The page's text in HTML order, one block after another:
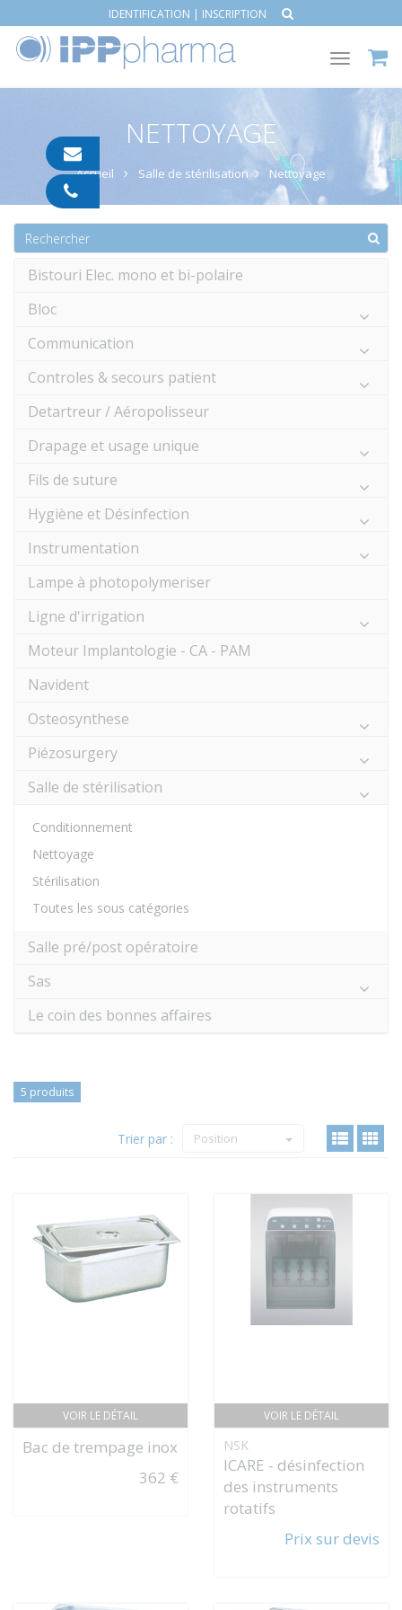
IDENTIFICATION | INSCRIPTION
Toggle
NETTOYAGE
Accueil Salle de stérilisation Nettoyage
Bistouri Elec. mono et bi-polaire
Bloc
Communication
Controles & secours patient
Detartreur / Aéropolisseur
Drapage et usage unique
Fils de suture
Hygiène et Désinfection
Instrumentation
Lampe à photopolymeriser
Ligne d'irrigation
Moteur Implantologie - CA - PAM
Navident
Osteosynthese
Piézosurgery
Salle de stérilisation
Conditionnement
Nettoyage
Stérilisation
Toutes les sous catégories
Salle pré/post opératoire
Sas
Le coin des bonnes affaires
5 produits
Trier par : Position
VOIR LE DÉTAIL
Bac de trempage inox
362 €
VOIR LE DÉTAIL
NSK
ICARE - désinfection
des instruments
rotatifs
Prix sur devis
pharma.com
91
05